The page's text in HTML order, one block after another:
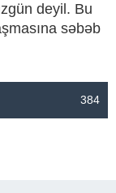
deyil. Bu
səbəb
384